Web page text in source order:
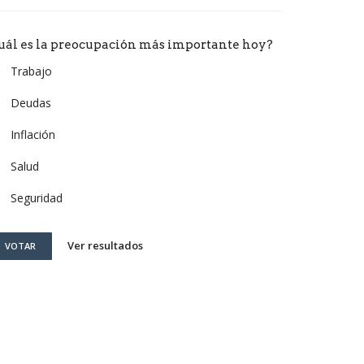
es la preocupación más importante hoy?
Trabajo
Deudas
Inflación
Salud
Seguridad
VOTAR Ver resultados